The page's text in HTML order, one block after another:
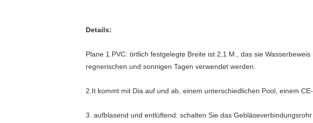
Details:
Plane 1.PVC: örtlich festgelegte Breite ist 2,1 M., das sie
regnerischen und sonnigen Tagen verwendet werden.
2.It kommt mit Dia auf und ab, einem unterschiedlichen Pool, einem
3. aufblasend und entlüftend: schalten Sie das